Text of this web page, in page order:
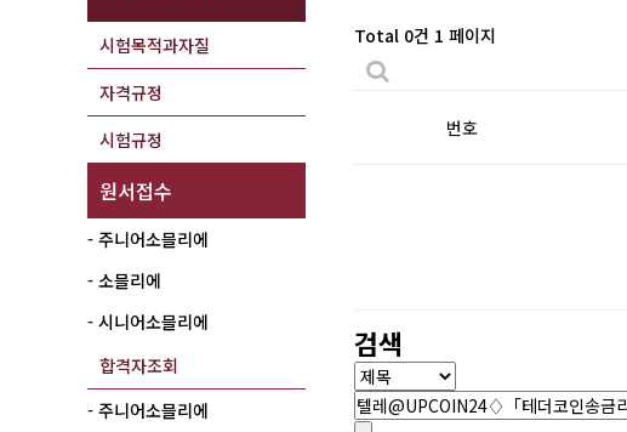
시험목적과자질
자격규정
시험규정
원서접수
- 주니어소믈리에
- 소믈리에
- 시니어소믈리에
합격자조회
- 주니어소믈리에
Total 0건 1 페이지
번호
검색